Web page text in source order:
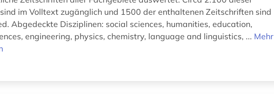
im Volltext zugänglich und 1500 der enthaltenen Zeitschriften sind
Abgedeckte Disziplinen: social sciences, humanities, education,
engineering, physics, chemistry, language and linguistics, ... Mehr